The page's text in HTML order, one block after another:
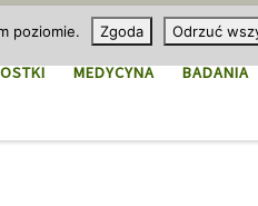
MEDYCYNA BADANIA
poziomie. Zgoda Odrzuć